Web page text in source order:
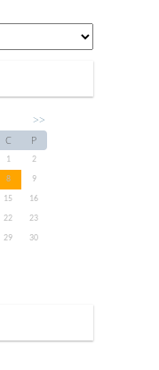
>>
C P
1
2
8
9
15
16
22
23
29
30